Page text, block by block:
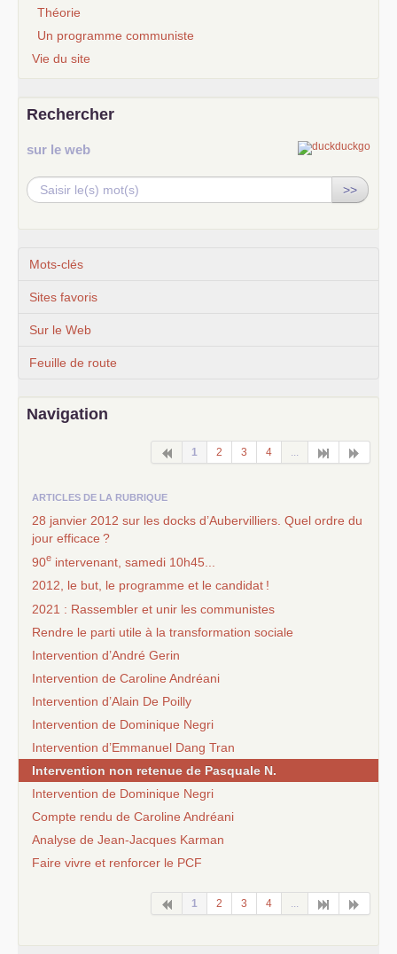
Théorie
Un programme communiste
Vie du site
Rechercher
sur le web
>>
Mots-clés
Sites favoris
Sur le Web
Feuille de route
Navigation
1 2 3 4
ARTICLES DE LA RUBRIQUE
28 janvier 2012 sur les docks d’Aubervilliers. Quel ordre du
jour efficace ?
90e intervenant, samedi 10h45...
2012, le but, le programme et le candidat !
2021 : Rassembler et unir les communistes
Rendre le parti utile à la transformation sociale
Intervention d’André Gerin
Intervention de Caroline Andréani
Intervention d’Alain De Poilly
Intervention de Dominique Negri
Intervention d’Emmanuel Dang Tran
Intervention non retenue de Pasquale N.
Intervention de Dominique Negri
Compte rendu de Caroline Andréani
Analyse de Jean-Jacques Karman
Faire vivre et renforcer le PCF
1 2 3 4